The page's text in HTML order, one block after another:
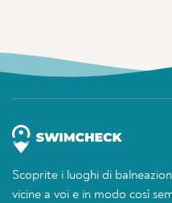
Scoprite i luoghi di
vicine a voi e in modo così